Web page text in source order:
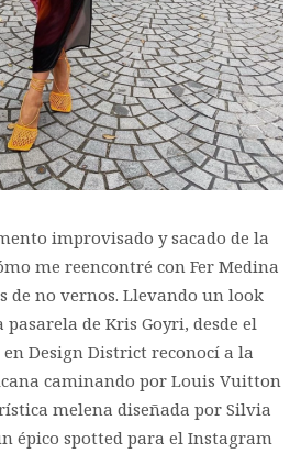
improvisado y sacado de la
me reencontré con Fer Medina
de no vernos. Llevando un look
pasarela de Kris Goyri, desde el
Design District reconocí a la
caminando por Louis Vuitton
melena diseñada por Silvia
épico spotted para el Instagram